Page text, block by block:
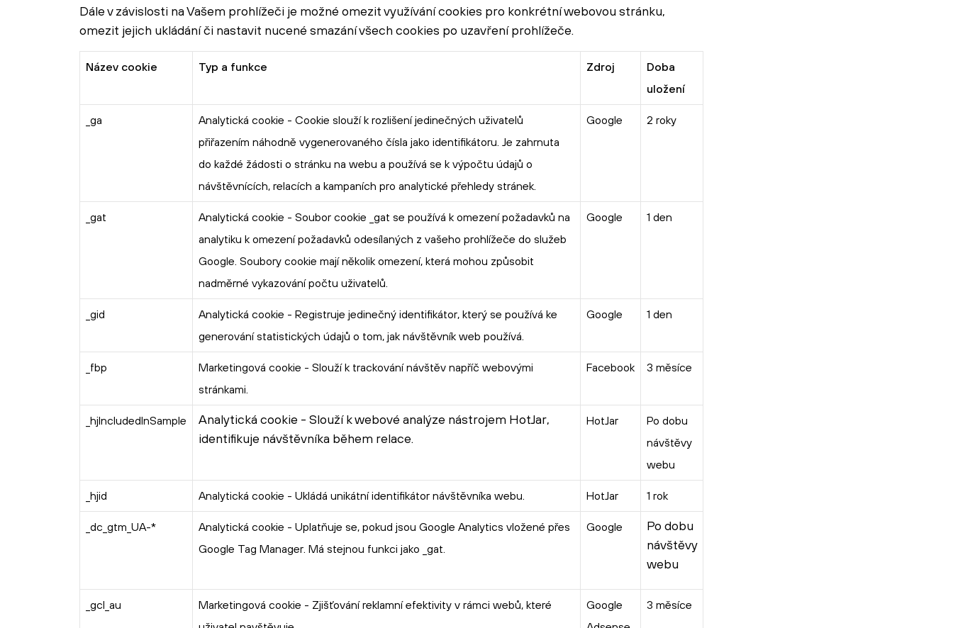
Dále v závislosti na Vašem prohlížeči je možné omezit využívání cookies pro konkrétní webovou stránku,
omezit jejich ukládání či nastavit nucené smazání všech cookies po uzavření prohlížeče.
Název cookie Typ a funkce Zdroj
Doba
uložení
_ga
Analytická cookie - Cookie slouží k rozlišení jedinečných uživatelů
přiřazením náhodně vygenerovaného čísla jako identifikátoru. Je zahrnuta
do každé žádosti o stránku na webu a používá se k výpočtu údajů o
návštěvnících, relacích a kampaních pro analytické přehledy stránek.
Google 2 roky
_gat
Analytická cookie - Soubor cookie _gat se používá k omezení požadavků na
analytiku k omezení požadavků odesílaných z vašeho prohlížeče do služeb
Google. Soubory cookie mají několik omezení, která mohou způsobit
nadměrné vykazování počtu uživatelů.
Google 1 den
_gid
Analytická cookie - Registruje jedinečný identifikátor, který se používá ke
generování statistických údajů o tom, jak návštěvník web používá.
Google 1 den
_fbp
Marketingová cookie - Slouží k trackování návštěv napříč webovými
stránkami.
Facebook 3 měsíce
_hjIncludedInSample
Analytická cookie - Slouží k webové analýze nástrojem HotJar,
identifikuje návštěvníka během relace.
HotJar
Po dobu
návštěvy
webu
_hjid Analytická cookie - Ukládá unikátní identifikátor návštěvníka webu. HotJar 1 rok
_dc_gtm_UA-*
Analytická cookie - Uplatňuje se, pokud jsou Google Analytics vložené přes
Google Tag Manager. Má stejnou funkci jako _gat.
Google
Po dobu
návštěvy
webu
_gcl_au
Marketingová cookie - Zjišťování reklamní efektivity v rámci webů, které
Google
3 měsíce